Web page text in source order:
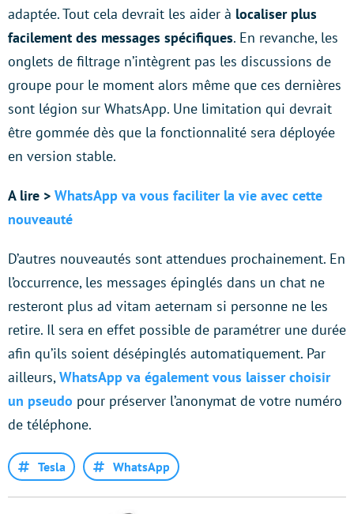
adaptée. Tout cela devrait les aider à localiser plus
facilement des messages spécifiques. En revanche, les
onglets de filtrage n’intègrent pas les discussions de
groupe pour le moment alors même que ces dernières
sont légion sur WhatsApp. Une limitation qui devrait
être gommée dès que la fonctionnalité sera déployée
en version stable.
A lire > WhatsApp va vous faciliter la vie avec cette
nouveauté
D’autres nouveautés sont attendues prochainement. En
l’occurrence, les messages épinglés dans un chat ne
resteront plus ad vitam aeternam si personne ne les
retire. Il sera en effet possible de paramétrer une durée
afin qu’ils soient désépinglés automatiquement. Par
ailleurs,WhatsApp va également vous laisser choisir
un pseudo pour préserver l’anonymat de votre numéro
de téléphone.
Tesla WhatsApp